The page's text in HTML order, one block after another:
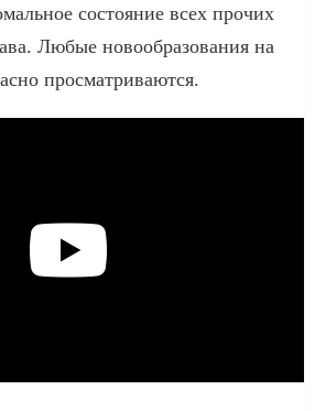
состояние всех прочих
Любые новообразования на
просматриваются.